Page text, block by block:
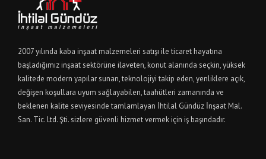
2007 yılında kaba inşaat malzemeleri satışı ile ticaret hayatına
başladığımız inşaat sektörüne ilaveten, konut alanında seçkin, yüksek
kalitede modern yapılar sunan, teknolojiyi takip eden, yenliklere açık,
değişen koşullara uyum sağlayabilen, taahütleri zamanında ve
beklenen kalite seviyesinde tamlamlayan İhtilal Gündüz İnşaat Mal.
San. Tic. Ltd. Şti. sizlere güvenli hizmet vermek için iş başındadır.